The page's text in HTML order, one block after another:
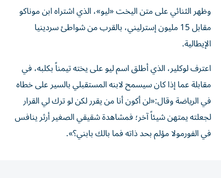
وظهر الثنائي على متن اليخت «ليو»، الذي اشتراه ابن موناكو
مقابل 15 مليون إسترليني، بالقرب من شواطئ سردينيا
الإيطالية.
اعترف لوكلير، الذي أطلق اسم ليو على يخته تيمناً بكلبه، في
مقابلة عما إذا كان سيسمح لابنه المستقبلي بالسير على خطاه
في الرياضة وقال:«لن أكون أنا من يقرر لكن لو ترك لي القرار
لجعلته يمتهن شيئاً آخر؛ فمشاهدة شقيقي الصغير أرثر ينافس
في الفورمولا مؤلم بحد ذاته فما بالك بابني؟».